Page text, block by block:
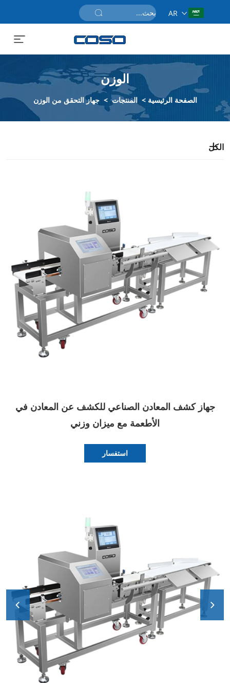
AR
احصل على عرض سعر
الوزن
الصفحة الرئيسية >المنتجات>جهاز التحقق من الوزن
الكل
جهاز كشف المعادن الصناعي للكشف عن المعادن في
الأطعمة مع ميزان وزني
استفسار